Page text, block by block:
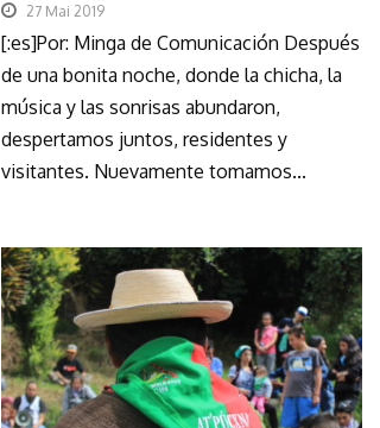
27 Mai 2019
[:es]Por: Minga de Comunicación Después
de una bonita noche, donde la chicha, la
música y las sonrisas abundaron,
despertamos juntos, residentes y
visitantes. Nuevamente tomamos...